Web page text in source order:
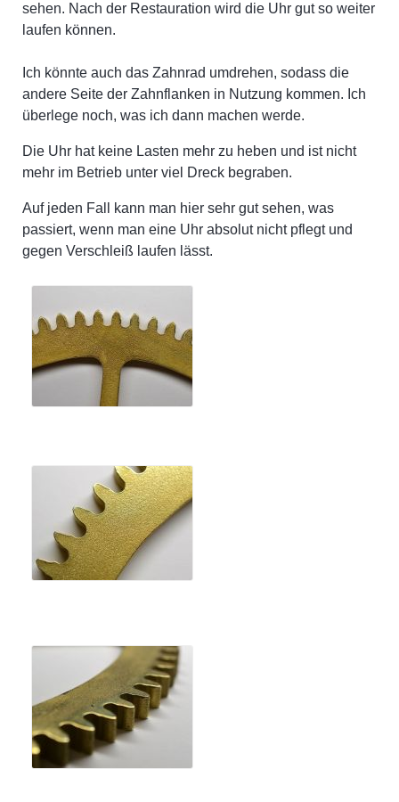
sehen. Nach der Restauration wird die Uhr gut so weiter
laufen können.
Ich könnte auch das Zahnrad umdrehen, sodass die
andere Seite der Zahnflanken in Nutzung kommen. Ich
überlege noch, was ich dann machen werde.
Die Uhr hat keine Lasten mehr zu heben und ist nicht
mehr im Betrieb unter viel Dreck begraben.
Auf jeden Fall kann man hier sehr gut sehen, was
passiert, wenn man eine Uhr absolut nicht pflegt und
gegen Verschleiß laufen lässt.